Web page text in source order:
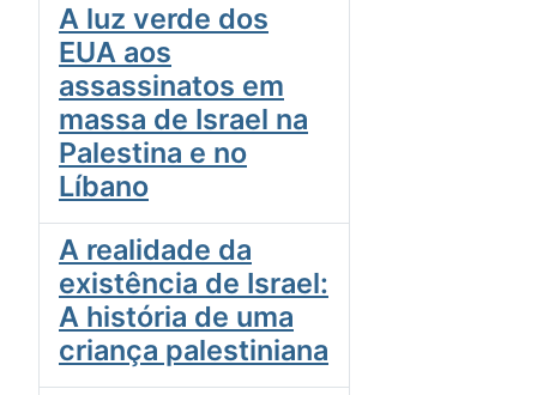
A luz verde dos
EUA aos
assassinatos em
massa de Israel na
Palestina e no
Líbano
A realidade da
existência de Israel:
A história de uma
criança palestiniana